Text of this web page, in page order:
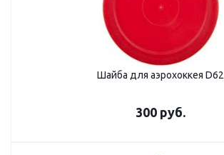
Шайба для аэрохоккея D62
300 руб.